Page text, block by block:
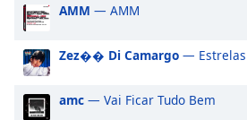
settings
subtitles
off
selected
AMM — AMM
Zez�� Di Camargo — Estrelas
amc — Vai Ficar Tudo Bem